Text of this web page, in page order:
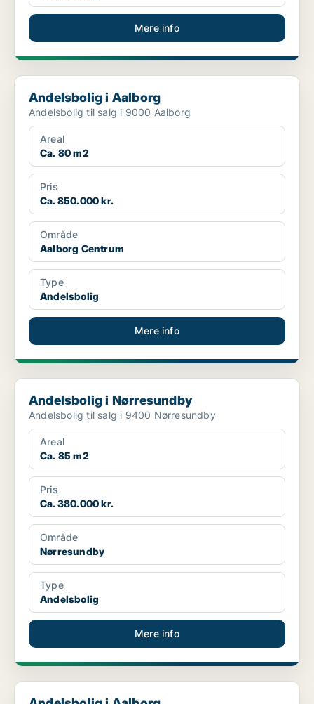
Mere info
Andelsbolig i Aalborg
Andelsbolig i Aalborg
Andelsbolig til salg i 9000 Aalborg
Areal
Ca. 80 m2
Pris
Ca. 850.000 kr.
Område
Aalborg Centrum
Type
Andelsbolig
Mere info
Andelsbolig i Nørresundby
Andelsbolig i Nørresundby
Andelsbolig til salg i 9400 Nørresundby
Areal
Ca. 85 m2
Pris
Ca. 380.000 kr.
Område
Nørresundby
Type
Andelsbolig
Mere info
Andelsbolig i Aalborg